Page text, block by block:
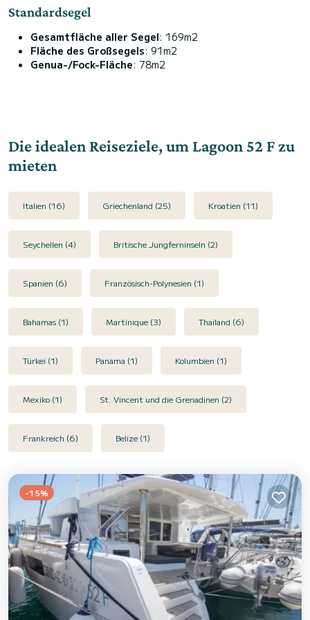
Standardsegel
Gesamtfläche aller Segel: 169m2
Fläche des Großsegels: 91m2
Genua-/Fock-Fläche: 78m2
Die idealen Reiseziele, um Lagoon 52 F zu
mieten
Italien (16) Griechenland (25) Kroatien (11)
Seychellen (4) Britische Jungferninseln (2)
Spanien (6) Französisch-Polynesien (1)
Bahamas (1) Martinique (3) Thailand (6)
Türkei (1) Panama (1) Kolumbien (1)
Mexiko (1) St. Vincent und die Grenadinen (2)
Frankreich (6) Belize (1)
-15%